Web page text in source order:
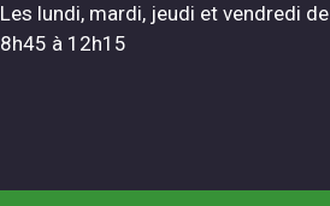
Les lundi, mardi, jeudi et vendredi de
8h45 à 12h15